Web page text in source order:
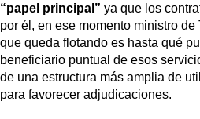
“papel principal” ya que los
por él, en ese momento ministro
que queda flotando es hasta qué
beneficiario puntual de esos
de una estructura más amplia de
para favorecer adjudicaciones.